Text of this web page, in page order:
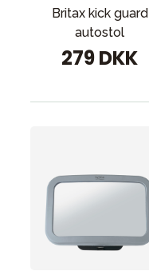
Britax kick guard
autostol
279 DKK